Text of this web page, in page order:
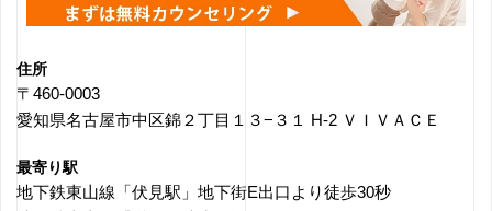
住所
〒460-0003
愛知県名古屋市中区錦２丁目１３−３１ H-2 ＶＩＶＡＣＥ
最寄り駅
地下鉄東山線「伏見駅」地下街E出口より徒歩30秒